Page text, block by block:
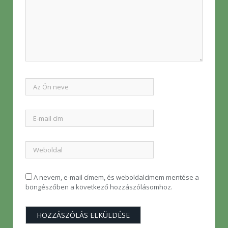
A nevem, e-mail címem, és weboldalcímem mentése a
böngészőben a következő hozzászólásomhoz.